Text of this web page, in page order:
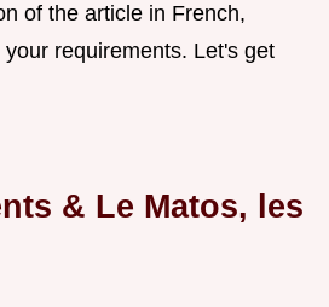
of the article in French,
requirements. Let's get
& Le Matos, les